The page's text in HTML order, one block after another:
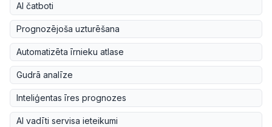
AI čatboti
Prognozējoša uzturēšana
Automatizēta īrnieku atlase
Gudrā analīze
Inteliģentas īres prognozes
AI vadīti servisa ieteikumi